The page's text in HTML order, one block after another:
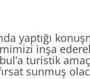
yaptığı
inşa
turistik
sunmuş